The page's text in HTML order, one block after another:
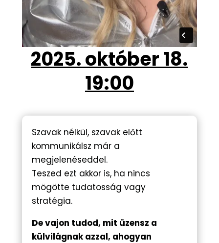
2025. október 18.
19:00
Szavak nélkül, szavak előtt
kommunikálsz már a
megjelenéseddel.
Teszed ezt akkor is, ha nincs
mögötte tudatosság vagy
stratégia.
De vajon tudod, mit üzensz a
külvilágnak azzal, ahogyan